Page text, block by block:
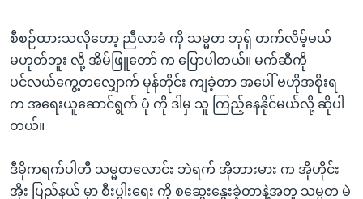
စီစဉ်ထားသလိုတော့ ညီလာခံ ကို သမ္မတ ဘုရှ် တက်လိမ့်မယ်
မဟုတ်ဘူး လို့ အိမ်ဖြူတော် က ပြောပါတယ်။ မက်ဆီကို
ပင်လယ်ကွေ့တလျှောက် မုန်တိုင်း ကျခဲ့တာ အပေါ် ဗဟိုအစိုးရ
က အရေးယူဆောင်ရွက် ပုံ ကို ဒါမှ သူ ကြည့်နေနိုင်မယ်လို့ ဆိုပါ
တယ်။
ဒီမိုကရက်ပါတီ သမ္မတလောင်း ဘဲရက် အိုဘားမား က အိုဟိုင်း
အိုး ပြည်နယ် မှာ စီးပွါးရေး ကို စဆွေးနွေးခဲ့တာနဲ့အတူ သမ္မတ မဲ